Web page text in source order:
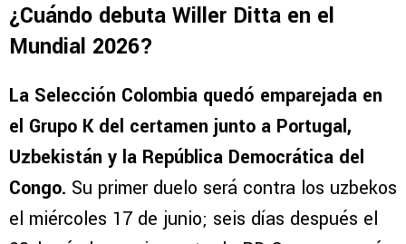
¿Cuándo debuta Willer Ditta en el
Mundial 2026?
La Selección Colombia quedó emparejada en
el Grupo K del certamen junto a Portugal,
Uzbekistán y la República Democrática del
Congo. Su primer duelo será contra los uzbekos
el miércoles 17 de junio; seis días después el